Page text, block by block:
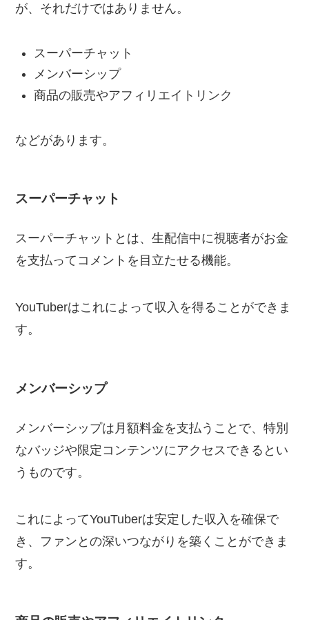
が、それだけではありません。
スーパーチャット
メンバーシップ
商品の販売やアフィリエイトリンク
などがあります。
スーパーチャット
スーパーチャットとは、生配信中に視聴者がお金
を支払ってコメントを目立たせる機能。
YouTuberはこれによって収入を得ることができま
す。
メンバーシップ
メンバーシップは月額料金を支払うことで、特別
なバッジや限定コンテンツにアクセスできるとい
うものです。
これによってYouTuberは安定した収入を確保で
き、ファンとの深いつながりを築くことができま
す。